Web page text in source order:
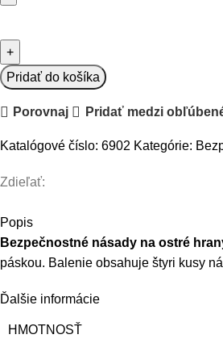
Bezpečnostné
násady
ostré
Pridať do košíka
Porovnaj Pridať medzi
Katalógové číslo: 6902 Kategórie:
Zdieľať:
Popis
Bezpečnostné násady na ostré
páskou. Balenie obsahuje štyri kusy
Ďalšie informácie
HMOTNOSŤ